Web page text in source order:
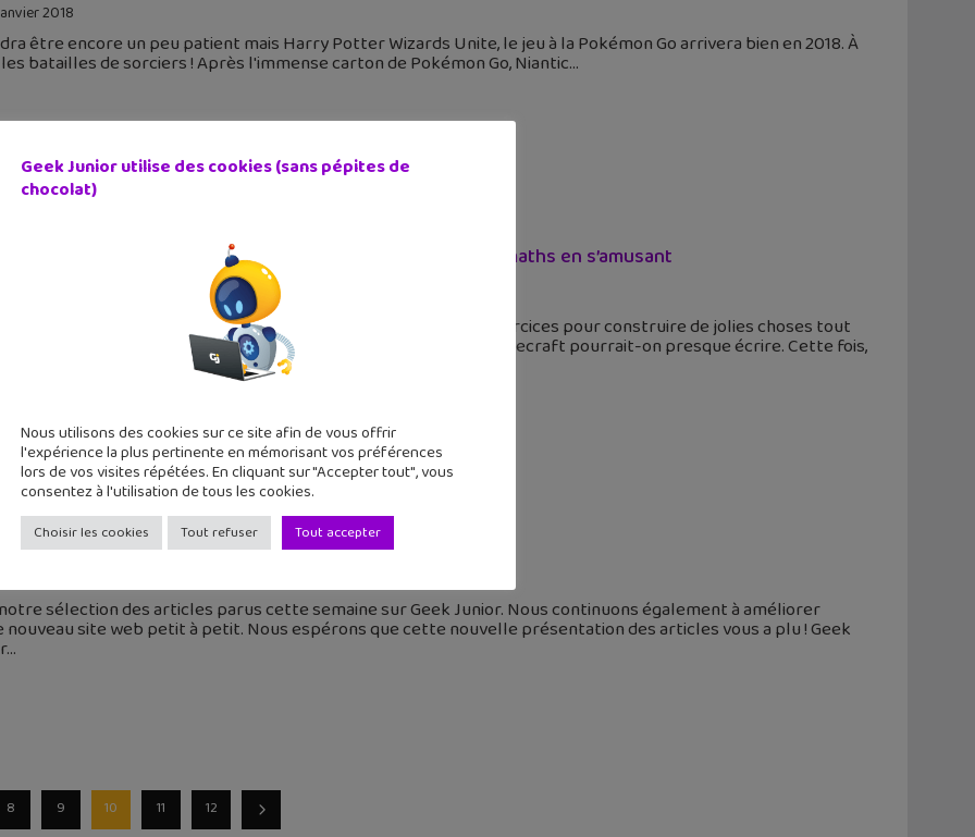
2018
être encore un peu patient mais Harry Potter Wizards Unite, le jeu à la Pokémon Go arrivera bien en 2018. À
batailles de sorciers ! Après l'immense carton de Pokémon Go, Niantic
je construis avec Minecraft, un cahier malin pour faire des maths en s’amusant
Larousse s'intéresse aussi à Minecraft avec un cahier d'exercices pour construire de jolies choses tout
des notions mathématiques. Tous les chemins mènent à Minecraft pourrait-on presque écrire. Cette fois,
geek #43 : Netflix, Circuit Scramble, la domotique…
sélection des articles parus cette semaine sur Geek Junior. Nous continuons également à améliorer
nouveau site web petit à petit. Nous espérons que cette nouvelle présentation des articles vous a plu ! Geek
8 9 10 11 12
Geek Junior utilise des cookies (sans pépites de
chocolat)
Nous utilisons des cookies sur ce site afin de vous offrir
l'expérience la plus pertinente en mémorisant vos préférences
lors de vos visites répétées. En cliquant sur "Accepter tout", vous
consentez à l'utilisation de tous les cookies.
Choisir les cookies Tout refuser Tout accepter